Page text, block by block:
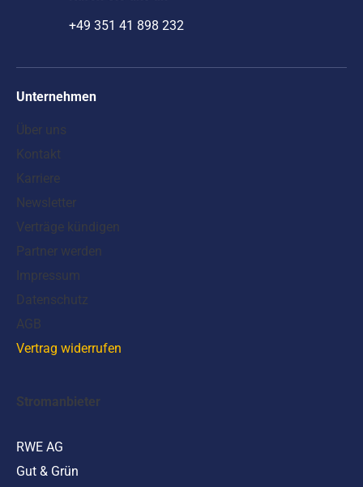
+49 351 41 898 232
Unternehmen
Über uns
Kontakt
Karriere
Newsletter
Verträge kündigen
Partner werden
Impressum
Datenschutz
AGB
Vertrag widerrufen
Stromanbieter
RWE AG
Gut & Grün